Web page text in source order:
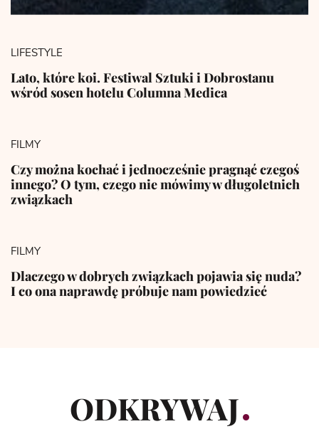
LIFESTYLE
Lato, które koi. Festiwal Sztuki i Dobrostanu
wśród sosen hotelu Columna Medica
FILMY
Czy można kochać i jednocześnie pragnąć czegoś
innego? O tym, czego nie mówimy w długoletnich
związkach
FILMY
Dlaczego w dobrych związkach pojawia się nuda?
I co ona naprawdę próbuje nam powiedzieć
ODKRYWAJ